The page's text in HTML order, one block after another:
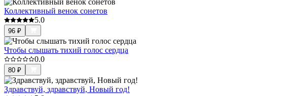
Коллективный венок сонетов
5.0
96 ₽
Чтобы слышать тихий голос сердца
0.0
80 ₽
Здравствуй, здравствуй, Новый год!